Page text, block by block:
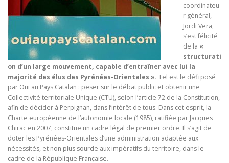
coordinateu
r général,
Jordi Vera,
s’est félicité
de la «
structurati
on d’un large mouvement, capable d’entraîner avec lui la
majorité des élus des Pyrénées-Orientales ». Tel est le défi posé
par Oui au Pays Catalan : peser sur le débat public et obtenir une
Collectivité territoriale Unique (CTU), selon l’article 72 de la Constitution,
afin de décider à Perpignan, dans l’intérêt de tous. Dans cet esprit, la
Charte européenne de l’autonomie locale (1985), ratifiée par Jacques
Chirac en 2007, constitue un cadre légal de premier ordre. Il s’agit de
doter les Pyrénées-Orientales d’une administration adaptée aux
nécessités, et non plus sourde aux impératifs du territoire, dans le
cadre de la République Française.